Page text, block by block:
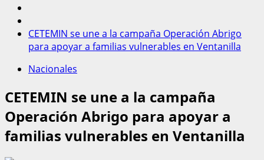
CETEMIN se une a la campaña Operación Abrigo
para apoyar a familias vulnerables en Ventanilla
Nacionales
CETEMIN se une a la campaña
Operación Abrigo para apoyar a
familias vulnerables en Ventanilla